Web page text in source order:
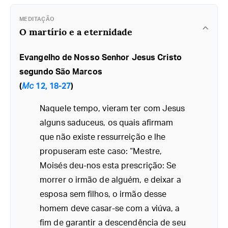
MEDITAÇÃO
O martírio e a eternidade
Evangelho de Nosso Senhor Jesus Cristo
segundo São Marcos
(Mc 12, 18-27)
Naquele tempo, vieram ter com Jesus
alguns saduceus, os quais afirmam
que não existe ressurreição e lhe
propuseram este caso: “Mestre,
Moisés deu-nos esta prescrição: Se
morrer o irmão de alguém, e deixar a
esposa sem filhos, o irmão desse
homem deve casar-se com a viúva, a
fim de garantir a descendência de seu